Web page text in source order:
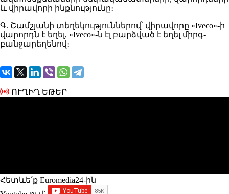
և վիրավորի ինքնությունը։
Գ. Շամշյանի տեղեկություններով՝ վիրավորը «Iveco»-ի
վարորդն է եղել, «Iveco»-ն էլ բարձված է եղել միրգ-
բանջարեղենով։
ՈՒՂԻՂ ԵԹԵՐ
Հետևե՛ք Euromedia24-ին